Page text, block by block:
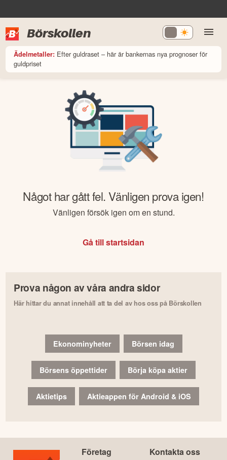
Börskollen
Ädelmetaller: Efter guldraset – här är bankernas nya prognoser för
guldpriset
Något har gått fel. Vänligen prova igen!
Vänligen försök igen om en stund.
Gå till startsidan
Prova någon av våra andra sidor
Här hittar du annat innehåll att ta del av hos oss på Börskollen
Ekonominyheter Börsen idag
Börsens öppettider Börja köpa aktier
Aktietips Aktieappen för Android & iOS
Företag Kontakta oss